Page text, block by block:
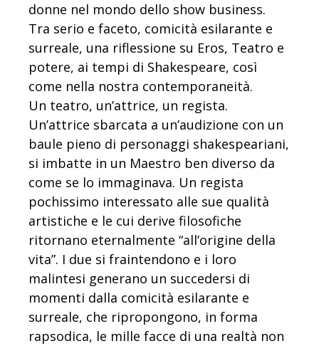
donne nel mondo dello show business.
Tra serio e faceto, comicità esilarante e
surreale, una riflessione su Eros, Teatro e
potere, ai tempi di Shakespeare, così
come nella nostra contemporaneità.
Un teatro, un’attrice, un regista.
Un’attrice sbarcata a un’audizione con un
baule pieno di personaggi shakespeariani,
si imbatte in un Maestro ben diverso da
come se lo immaginava. Un regista
pochissimo interessato alle sue qualità
artistiche e le cui derive filosofiche
ritornano eternalmente “all’origine della
vita”. I due si fraintendono e i loro
malintesi generano un succedersi di
momenti dalla comicità esilarante e
surreale, che ripropongono, in forma
rapsodica, le mille facce di una realtà non